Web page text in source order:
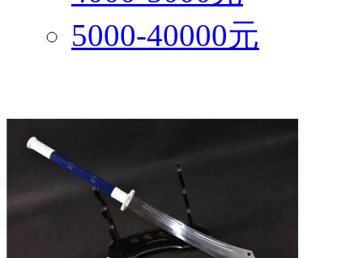
5000-40000元